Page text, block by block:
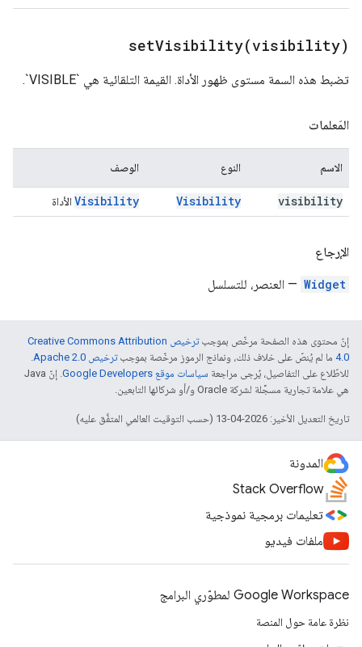
setVisibility(visibility)
تضبط هذه السمة مستوى ظهور الأداة. القيمة التلقائية هي `VISIBLE`.
المَعلمات
الاسم النوع الوصف
visibility
Visibility
Visibility الأداة
الإرجاع
Widget — العنصر، للتسلسل
إنّ محتوى هذه الصفحة مرخّص بموجب
ترخيص Creative Commons Attribution
4.0‏ ما لم يُنصّ على خلاف ذلك، ونماذج الرموز مرخّصة بموجبترخيص Apache 2.0‏
.
للاطّلاع على التفاصيل، يُرجى مراجعة سياسات موقع Google Developers‏
. إنّ Java
هي علامة تجارية مسجَّلة لشركة Oracle و/أو شركائها التابعين.
تاريخ التعديل الأخير: 2026-04-13 (حسب التوقيت العالمي المتفَّق عليه)
المدونة
Stack Overflow
تعليمات برمجية نموذجية
ملفات فيديو
Google Workspace لمطوّري البرامج
نظرة عامة حول المنصة